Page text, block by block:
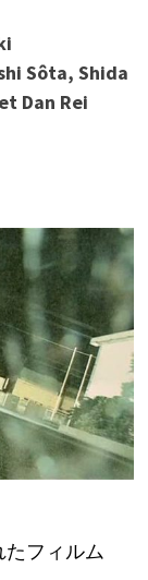
Sôta, Shida
Dan Rei
たフィルム